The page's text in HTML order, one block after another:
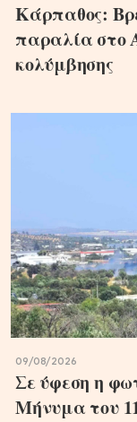
Κάρπαθος:
παραλία στο
κολύμβησης
09/08/2026
Σε ύφεση η
Μήνυμα του